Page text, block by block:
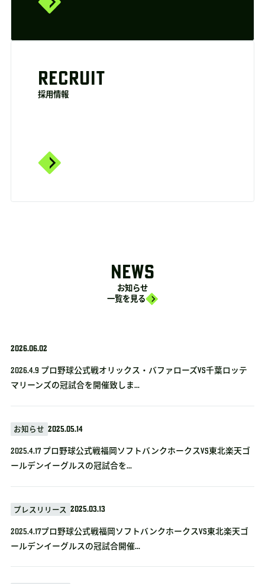
RECRUIT
採用情報
NEWS
お知らせ
一覧を見る
2026.06.02
2026.4.9 プロ野球公式戦オリックス・バファローズvs千葉ロッテ
マリーンズの冠試合を開催致しま...
お知らせ 2025.05.14
2025.4.17 プロ野球公式戦福岡ソフトバンクホークスVS東北楽天ゴ
ールデンイーグルスの冠試合を...
プレスリリース 2025.03.13
2025.4.17プロ野球公式戦福岡ソフトバンクホークスVS東北楽天ゴ
ールデンイーグルスの冠試合開催...